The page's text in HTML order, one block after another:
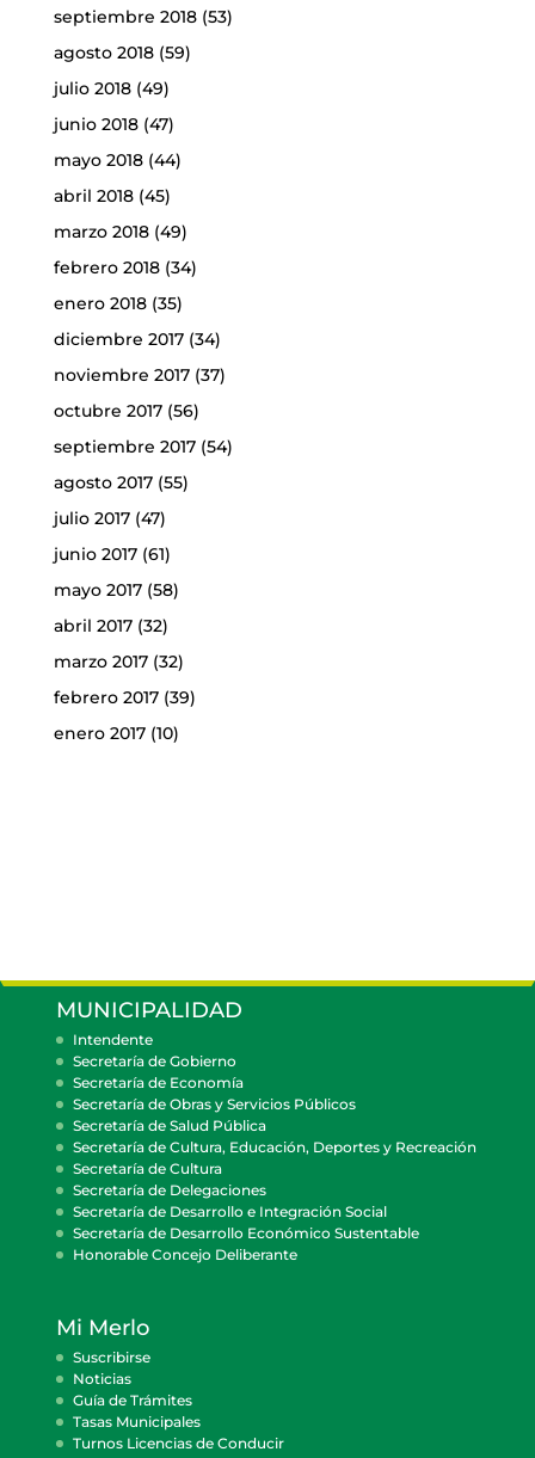
septiembre 2018(53)
agosto 2018(59)
julio 2018(49)
junio 2018(47)
mayo 2018(44)
abril 2018(45)
marzo 2018(49)
febrero 2018(34)
enero 2018(35)
diciembre 2017(34)
noviembre 2017(37)
octubre 2017(56)
septiembre 2017(54)
agosto 2017(55)
julio 2017(47)
junio 2017(61)
mayo 2017(58)
abril 2017(32)
marzo 2017(32)
febrero 2017(39)
enero 2017(10)
MUNICIPALIDAD
Intendente
Secretaría de Gobierno
Secretaría de Economía
Secretaría de Obras y Servicios Públicos
Secretaría de Salud Pública
Secretaría de Cultura, Educación, Deportes y Recreación
Secretaría de Cultura
Secretaría de Delegaciones
Secretaría de Desarrollo e Integración Social
Secretaría de Desarrollo Económico Sustentable
Honorable Concejo Deliberante
Mi Merlo
Suscribirse
Noticias
Guía de Trámites
Tasas Municipales
Turnos Licencias de Conducir